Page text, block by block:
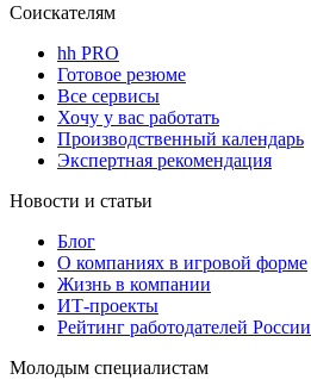
Соискателям
hh PRO
Готовое резюме
Все сервисы
Хочу у вас работать
Производственный календарь
Экспертная рекомендация
Новости и статьи
Блог
О компаниях в игровой форме
Жизнь в компании
ИТ-проекты
Рейтинг работодателей России
Молодым специалистам